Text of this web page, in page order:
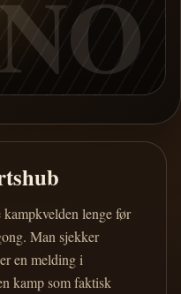
kampkvelden lenge før
Man sjekker
en melding i
kamp som faktisk